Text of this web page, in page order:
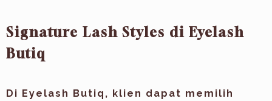
Signature Lash Styles di Eyelash
Butiq
Di Eyelash Butiq, klien dapat memilih